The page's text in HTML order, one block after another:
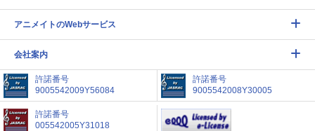
アニメイトのWebサービス
会社案内
許諾番号
9005542009Y56084
許諾番号
9005542008Y30005
許諾番号
005542005Y31018